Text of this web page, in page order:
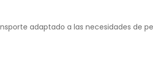
adaptado a las necesidades de